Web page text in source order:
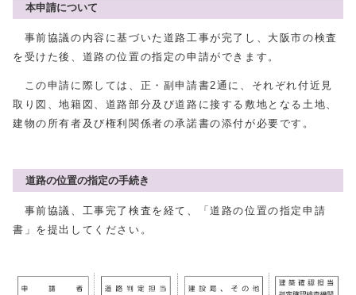
本申請について
事前協議の内容に基づいた道路工事が完了し、大阪市の検査
を受けた後、道路の位置の指定の申請ができます。
この申請に際しては、正・副申請書2通に、それぞれ付近見
取り図、地籍図、道路部分及び道路に接する敷地となる土地、
建物の所有者及び権利関係者の承諾書の添付が必要です。
道路の位置の指定の手続き
事前協議、工事完了検査を経て、「道路の位置の指定申請
書」を提出してください。